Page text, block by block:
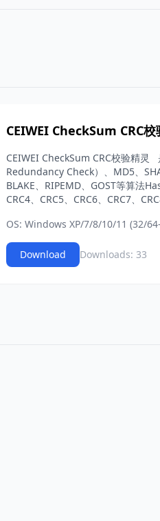
CEIWEI CheckSum CRC校
CEIWEI CheckSum CRC校验精灵
Redundancy Check）、MD5、
BLAKE、RIPEMD、GOST等算法
CRC4、CRC5、CRC6、CRC7、
OS: Windows XP/7/8/10/11 (32/
Download Downloads: 33